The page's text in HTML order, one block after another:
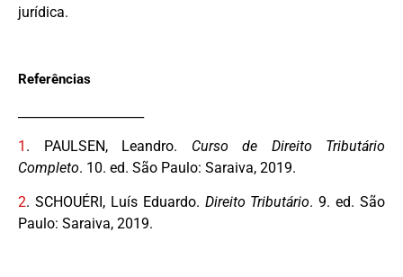
jurídica.
Referências
1 . PAULSEN, Leandro. Curso de Direito Tributário
Completo. 10. ed. São Paulo: Saraiva, 2019.
2. SCHOUÉRI, Luís Eduardo. Direito Tributário. 9. ed. São
Paulo: Saraiva, 2019.